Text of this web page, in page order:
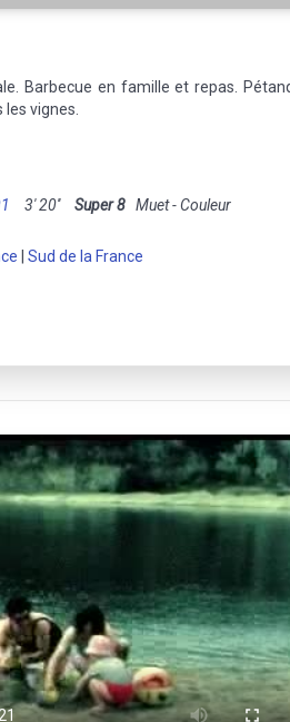
Barbecue en famille et repas.
vignes.
3' 20'' Super 8 Muet - Couleur
Sud de la France